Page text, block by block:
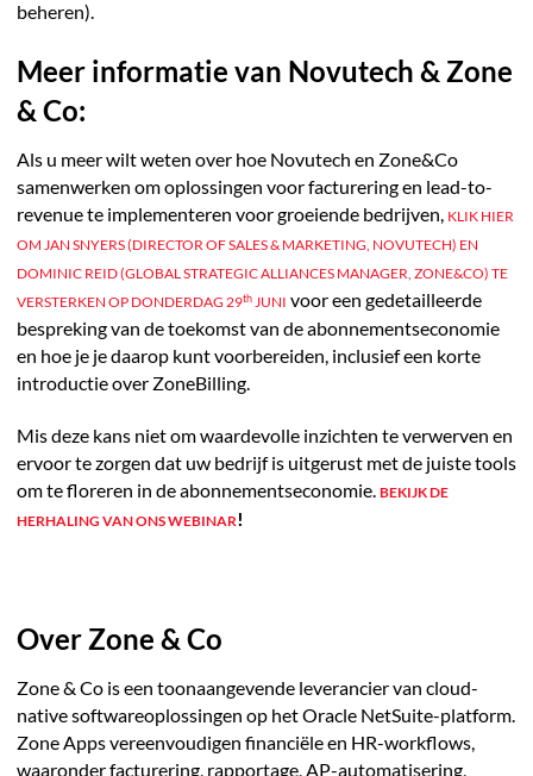
beheren).
Meer informatie van Novutech & Zone
& Co:
Als u meer wilt weten over hoe Novutech en Zone&Co
samenwerken om oplossingen voor facturering en lead-to-
revenue te implementeren voor groeiende bedrijven, KLIK HIER
OM JAN SNYERS (DIRECTOR OF SALES & MARKETING, NOVUTECH) EN
DOMINIC REID (GLOBAL STRATEGIC ALLIANCES MANAGER, ZONE&CO) TE
VERSTERKEN OP DONDERDAG 29thJUNI voor een gedetailleerde
bespreking van de toekomst van de abonnementseconomie
en hoe je je daarop kunt voorbereiden, inclusief een korte
introductie over ZoneBilling.
Mis deze kans niet om waardevolle inzichten te verwerven en
ervoor te zorgen dat uw bedrijf is uitgerust met de juiste tools
om te floreren in de abonnementseconomie. BEKIJK DE
HERHALING VAN ONS WEBINAR!
Over Zone & Co
Zone & Co is een toonaangevende leverancier van cloud-
native softwareoplossingen op het Oracle NetSuite-platform.
Zone Apps vereenvoudigen financiële en HR-workflows,
waaronder facturering, rapportage, AP-automatisering,